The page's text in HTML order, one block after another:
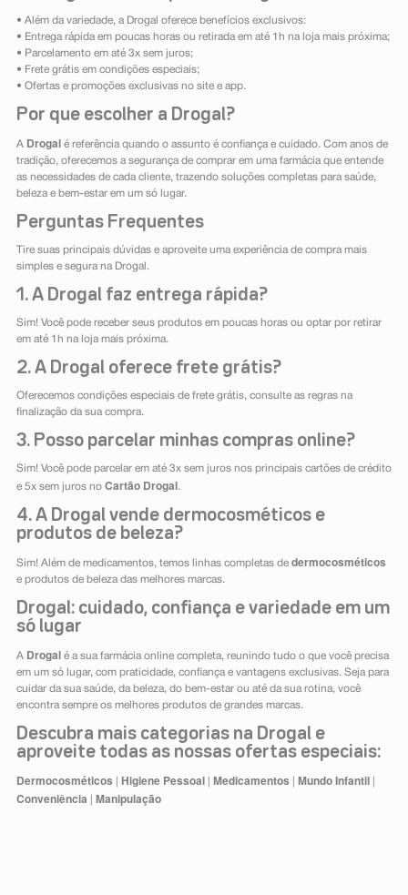
• Além da variedade, a Drogal oferece benefícios exclusivos:
• Entrega rápida em poucas horas ou retirada em até 1h na loja mais próxima;
• Parcelamento em até 3x sem juros;
• Frete grátis em condições especiais;
• Ofertas e promoções exclusivas no site e app.
Por que escolher a Drogal?
A Drogal é referência quando o assunto é confiança e cuidado. Com anos de
tradição, oferecemos a segurança de comprar em uma farmácia que entende
as necessidades de cada cliente, trazendo soluções completas para saúde,
beleza e bem-estar em um só lugar.
Perguntas Frequentes
Tire suas principais dúvidas e aproveite uma experiência de compra mais
simples e segura na Drogal.
1. A Drogal faz entrega rápida?
Sim! Você pode receber seus produtos em poucas horas ou optar por retirar
em até 1h na loja mais próxima.
2. A Drogal oferece frete grátis?
Oferecemos condições especiais de frete grátis, consulte as regras na
finalização da sua compra.
3. Posso parcelar minhas compras online?
Sim! Você pode parcelar em até 3x sem juros nos principais cartões de crédito
e 5x sem juros no Cartão Drogal.
4. A Drogal vende dermocosméticos e
produtos de beleza?
Sim! Além de medicamentos, temos linhas completas de dermocosméticos
e produtos de beleza das melhores marcas.
Drogal: cuidado, confiança e variedade em um
só lugar
A Drogal é a sua farmácia online completa, reunindo tudo o que você precisa
em um só lugar, com praticidade, confiança e vantagens exclusivas. Seja para
cuidar da sua saúde, da beleza, do bem-estar ou até da sua rotina, você
encontra sempre os melhores produtos de grandes marcas.
Descubra mais categorias na Drogal e
aproveite todas as nossas ofertas especiais:
Dermocosméticos Higiene Pessoal Medicamentos Mundo Infantil
Conveniência Manipulação